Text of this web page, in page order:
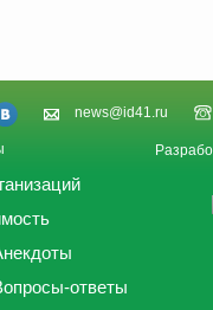
news@id41.ru
ответы